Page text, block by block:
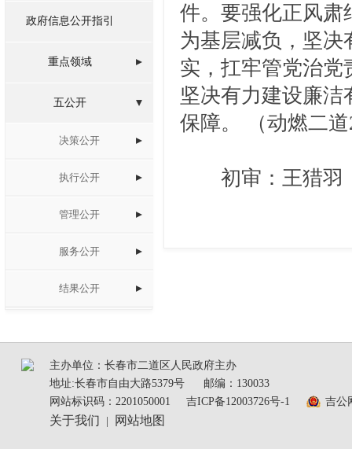
政府信息公开指引
重点领域
五公开
决策公开
执行公开
管理公开
服务公开
结果公开
件。要强化正风肃
为基层减负，坚
实，扛牢管党治党
坚决有力建设廉
保障。
（动燃二
初审：王猎羽
主办单位：长春市二道区人民政府主办
地址:长春市自由大路5379号
邮编：130033
网站标识码：2201050001
吉ICP备12003726号-1 吉公
关于我们 网站地图